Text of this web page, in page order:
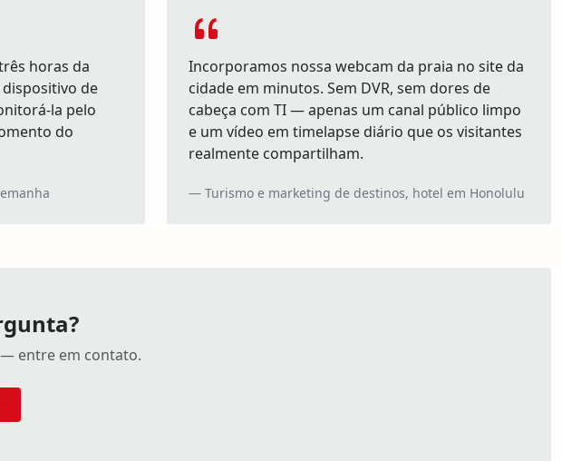
horas da
de
la pelo
do
Incorporamos nossa webcam da praia no site da
cidade em minutos. Sem DVR, sem dores de
cabeça com TI — apenas um canal público limpo
e um vídeo em timelapse diário que os visitantes
realmente compartilham.
Turismo e marketing de destinos, hotel em Honolulu
entre em contato.